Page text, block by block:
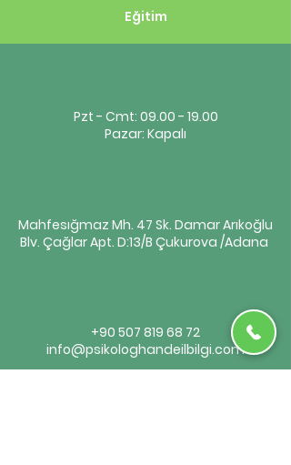
Eğitim
Pzt - Cmt: 09.00 - 19.00
Pazar: Kapalı
Mahfesığmaz Mh. 47 Sk. Damar Arıkoğlu
Blv. Çağlar Apt. D:13/B Çukurova /Adana
+90 507 819 68 72
info@psikologhandeilbilgi.com